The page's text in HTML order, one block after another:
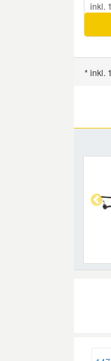
inkl.
* inkl.